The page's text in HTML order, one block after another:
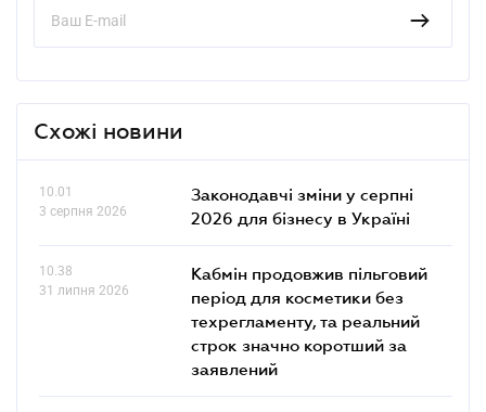
Схожі новини
10.01
3 серпня 2026
Законодавчі зміни у серпні
2026 для бізнесу в Україні
10.38
31 липня 2026
Кабмін продовжив пільговий
період для косметики без
техрегламенту, та реальний
строк значно коротший за
заявлений